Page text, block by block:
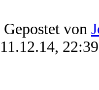
Gepostet von
11.12.14, 22:39